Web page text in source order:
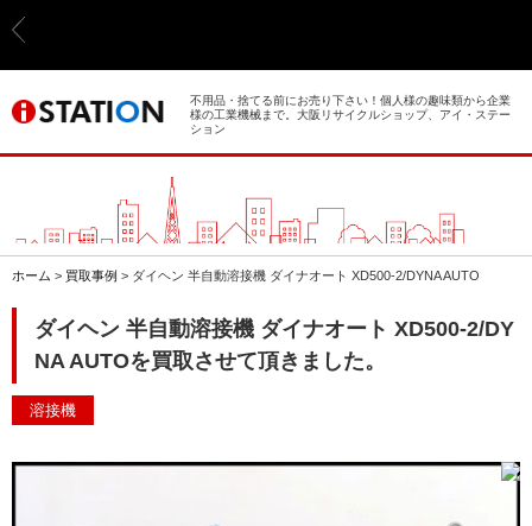
不用品・捨てる前にお売り下さい！個人様の趣味類から企業
様の工業機械まで。大阪リサイクルショップ、アイ・ステー
ション
ホーム > 買取事例 > ダイヘン 半自動溶接機 ダイナオート XD500-2/DYNA AUTO
ダイヘン 半自動溶接機 ダイナオート XD500-2/DY
NA AUTOを買取させて頂きました。
溶接機
> 店頭買取
> 出張買取
> 発送買取
> 選ばれる理由